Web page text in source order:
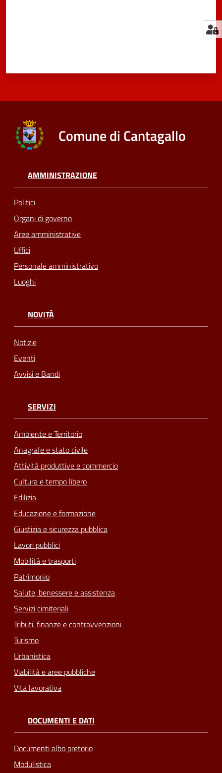
Comune di Cantagallo
AMMINISTRAZIONE
Politici
Organi di governo
Aree amministrative
Uffici
Personale amministrativo
Luoghi
NOVITÀ
Notizie
Eventi
Avvisi e Bandi
SERVIZI
Ambiente e Territorio
Anagrafe e stato civile
Attività produttive e commercio
Cultura e tempo libero
Edilizia
Educazione e formazione
Giustizia e sicurezza pubblica
Lavori pubblici
Mobilità e trasporti
Patrimonio
Salute, benessere e assistenza
Servizi cimiteriali
Tributi, finanze e contravvenzioni
Turismo
Urbanistica
Viabilità e aree pubbliche
Vita lavorativa
DOCUMENTI E DATI
Documenti albo pretorio
Modulistica